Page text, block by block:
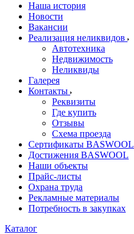
Наша история
Новости
Вакансии
Реализация неликвидов
Автотехника
Недвижимость
Неликвиды
Галерея
Контакты
Реквизиты
Где купить
Отзывы
Схема проезда
Сертификаты BASWOOL
Достижения BASWOOL
Наши объекты
Прайс-листы
Охрана труда
Рекламные материалы
Потребность в закупках
Каталог